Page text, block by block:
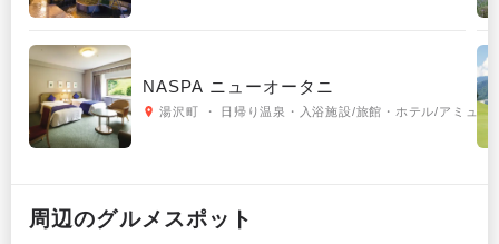
NASPA ニューオータニ
周辺のグルメ スポット